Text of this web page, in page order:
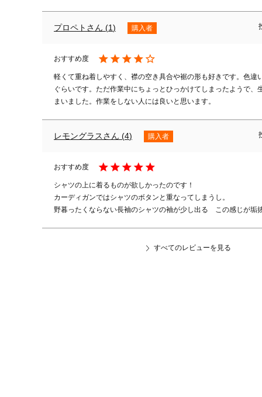
プロペト 1 購入者
軽くて重ね着しやすく、襟の空き具合や裾の形も好きです。色違
ぐらいです。ただ作業中にちょっとひっかけてしまったようで、
まいました。作業をしない人には良いと思います。
レモングラス 4 購入者
シャツの上に着るものが欲しかったのです！
カーディガンではシャツのボタンと重なってしまうし。
すべてのレビューを見る